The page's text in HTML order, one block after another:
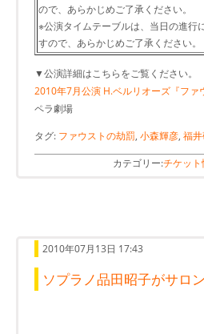
ので、あらかじめご了承ください。
※公演タイムテーブルは、当日の進行
すので、あらかじめご了承ください。
▼公演詳細はこちらをご覧ください。
2010年7月公演 H.ベルリオーズ『ファ
ペラ劇場
タグ: ファウストの劫罰, 小森輝彦, 福
カテゴリー:チケット
2010年07月13日 17:43
ソプラノ品田昭子がサロ